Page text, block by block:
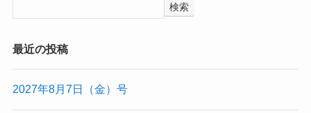
検索
最近の投稿
2027年8月7日（金）号